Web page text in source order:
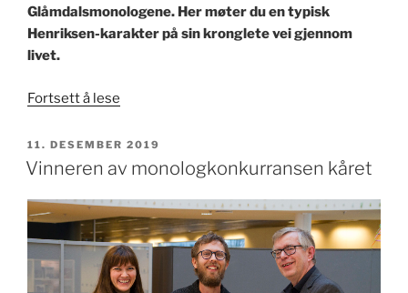
Glåmdalsmonologene. Her møter du en typisk
Henriksen-karakter på sin kronglete vei gjennom
livet.
Fortsett å lese
Levi-
land»
PUBLISERT
11. DESEMBER 2019
Vinneren av monologkonkurransen kåret